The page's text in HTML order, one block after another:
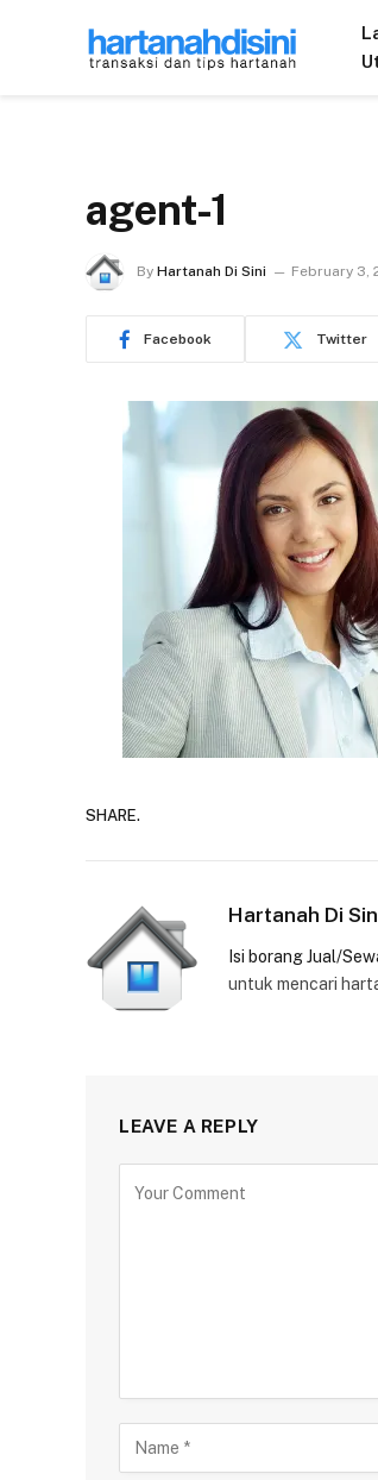
agent-1
By Hartanah Di Sini February 3,
Facebook Twitter
SHARE.
Hartanah Di
Isi borang Jual/
untuk mencari
LEAVE A REPLY